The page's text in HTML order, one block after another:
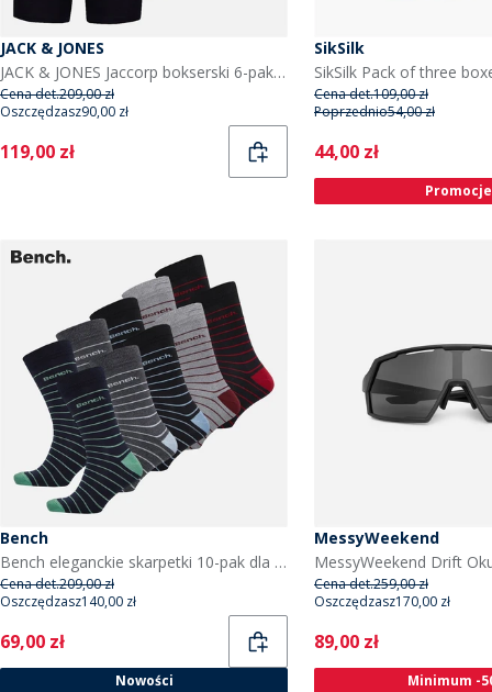
JACK & JONES
JACK & JONES Jaccorp bokserski 6-pak dla niego kolor Pack 3 Black
Cena det.209,00 zł
Oszczędzasz90,00 zł
Current
119,00 zł
SikSilk
Cena det.109,00 zł
Poprzednio54,00 zł
Current
44,00 zł
Promocje
Bench
Bench eleganckie skarpetki 10-pak dla niego kolor Black/Charcoal Marl/Grey Marl/Navy
Cena det.209,00 zł
Oszczędzasz140,00 zł
Current
69,00 zł
Nowości
MessyWeekend
Cena det.259,00 zł
Oszczędzasz170,00 zł
Current
89,00 zł
Minimum -